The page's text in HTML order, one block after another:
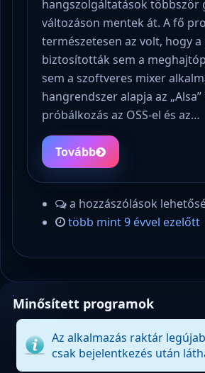
hangszolgáltatások többször
változáson mentek át. A fő
természetesen az volt, hogy
biztosították sem a
sem a szoftveres mixer
hangrendszer alapja az
próbálkozás az OSS-el és az…
Tovább
a hozzászólások
több mint 9 évvel ezelőtt
Minősített programok
Az alkalmazás raktár
csak bejelentkezés után